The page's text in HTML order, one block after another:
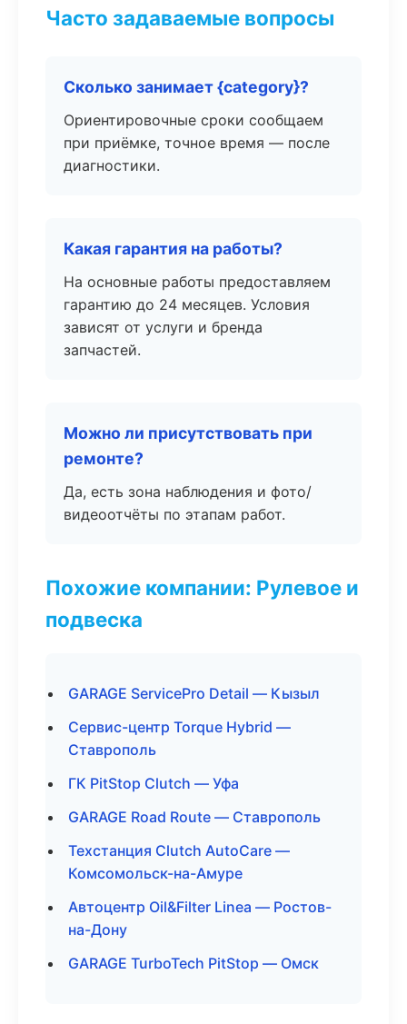
Часто задаваемые вопросы
Сколько занимает {category}?
Ориентировочные сроки сообщаем
при приёмке, точное время — после
диагностики.
Какая гарантия на работы?
На основные работы предоставляем
гарантию до 24 месяцев. Условия
зависят от услуги и бренда
запчастей.
Можно ли присутствовать при
ремонте?
Да, есть зона наблюдения и фото/
видеоотчёты по этапам работ.
Похожие компании: Рулевое и
подвеска
GARAGE ServicePro Detail — Кызыл
Сервис-центр Torque Hybrid —
Ставрополь
ГК PitStop Clutch — Уфа
GARAGE Road Route — Ставрополь
Техстанция Clutch AutoCare —
Комсомольск-на-Амуре
Автоцентр Oil&Filter Linea — Ростов-
на-Дону
GARAGE TurboTech PitStop — Омск